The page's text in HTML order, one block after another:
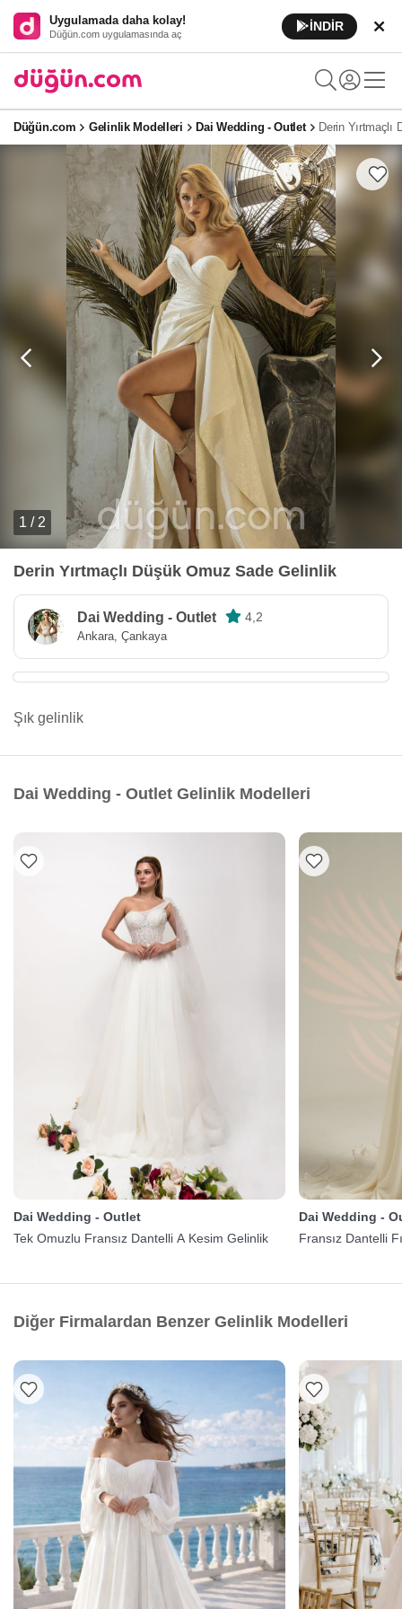
Uygulamada daha kolay!
Düğün.com uygulamasında aç
İNDİR
Düğün.com Gelinlik Modelleri Dai Wedding - Outlet Derin Yırtmaçlı
1 / 2
Derin Yırtmaçlı Düşük Omuz Sade Gelinlik
Dai Wedding - Outlet 4,2
Ankara, Çankaya
Şık gelinlik
Dai Wedding - Outlet Gelinlik Modelleri
Dai Wedding - Outlet
Tek Omuzlu Fransız Dantelli A Kesim Gelinlik
Dai Wedding -
Fransız Dantelli
Diğer Firmalardan Benzer Gelinlik Modelleri